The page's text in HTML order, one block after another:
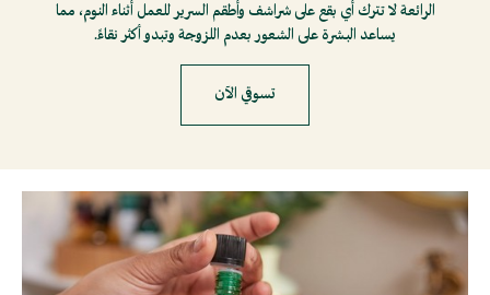
الرائعة لا تترك أي بقع على شراشف وأطقم السرير للعمل أثناء النوم، مما
يساعد البشرة على الشعور بعدم اللزوجة وتبدو أكثر نقاءً.
تسوقي الآن